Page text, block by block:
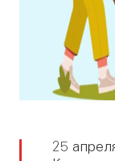
25